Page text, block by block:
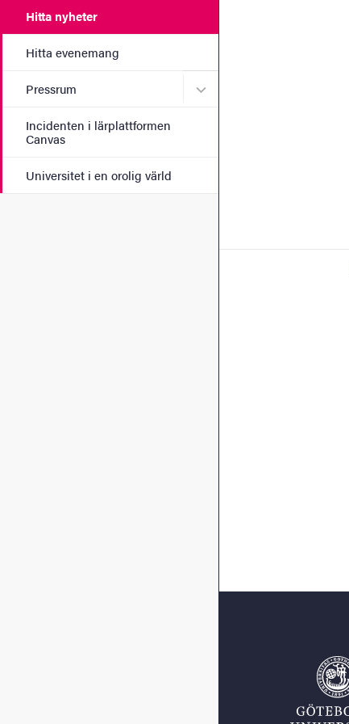
Hitta nyheter
Hitta evenemang
Pressrum Undermeny för Pressrum
Incidenten i lärplattformen
Canvas
Universitet i en orolig värld